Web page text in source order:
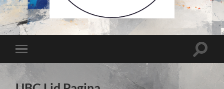
UCB-
Union
Unie
van
Belgische
Componisten
Toggle
mobiel
menu
Toggle